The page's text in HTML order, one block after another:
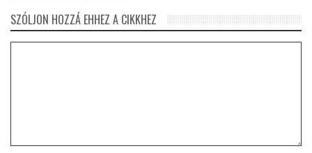
SZÓLJON HOZZÁ EHHEZ A CIKKHEZ